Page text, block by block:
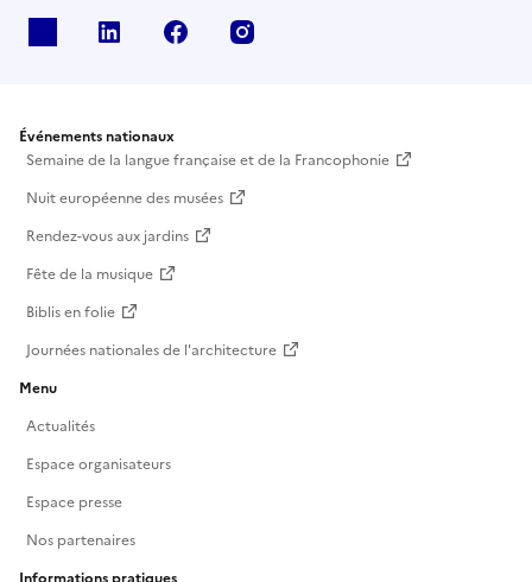
Linkedin Facebook
Événements nationaux
Semaine de la langue française et de la Francophonie
Nuit européenne des musées
Rendez-vous aux jardins
Fête de la musique
Biblis en folie
Journées nationales de l'architecture
Menu
Actualités
Espace organisateurs
Espace presse
Nos partenaires